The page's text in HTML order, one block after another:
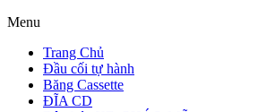
Menu
Trang Chủ
Đầu cối tự hành
Băng Cassette
ĐĨA CD